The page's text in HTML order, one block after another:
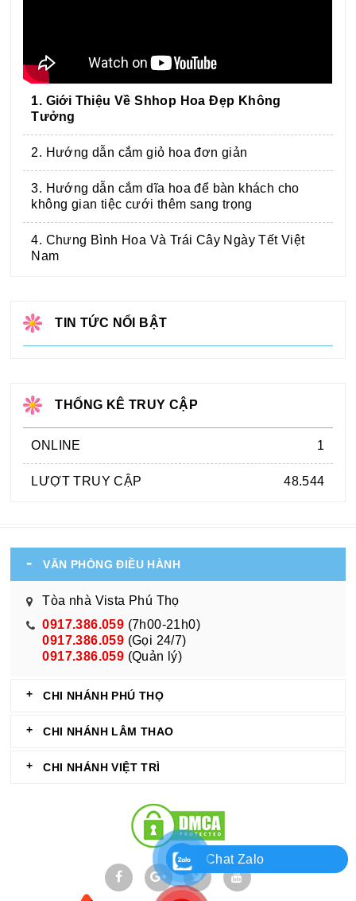
1. Giới Thiệu Về Shhop Hoa Đẹp Không
Tưởng
2. Hướng dẫn cắm giỏ hoa đơn giản
3. Hướng dẫn cắm dĩa hoa để bàn khách cho
không gian tiệc cưới thêm sang trọng
4. Chưng Bình Hoa Và Trái Cây Ngày Tết Việt
Nam
TIN TỨC NỔI BẬT
THỐNG KÊ TRUY CẬP
ONLINE 1
LƯỢT TRUY CẬP 48.544
VĂN PHÒNG ĐIỀU HÀNH
Tòa nhà Vista Phú Thọ
0917.386.059 (7h00-21h0)
0917.386.059 (Gọi 24/7)
0917.386.059 (Quản lý)
CHI NHÁNH PHÚ THỌ
CHI NHÁNH LÂM THAO
CHI NHÁNH VIỆT TRÌ
Chat Zalo